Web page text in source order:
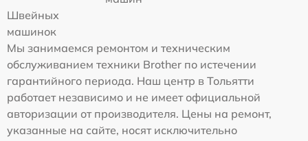
Швейных
машинок
Мы занимаемся ремонтом и техническим
обслуживанием техники Brother по истечении
гарантийного периода. Наш центр в Тольятти
работает независимо и не имеет официальной
авторизации от производителя. Цены на ремонт,
указанные на сайте, носят исключительно